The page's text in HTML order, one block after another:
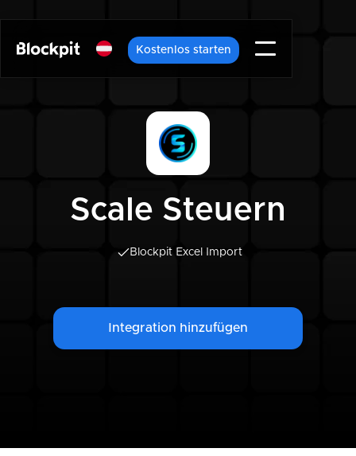
Kostenlos starten
Scale Steuern
Blockpit Excel Import
Integration hinzufügen